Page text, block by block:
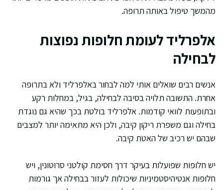
מהמשך טיפול באותה תרופה.
אלפרליד לעומת חלופות נפוצות
לבחילה
אנשים רבים שואלים אותי למה לבחור באלפרליד ולא בתרופה
אחרת. התשובה תלויה בסיבה לבחילה, בגיל, במחלות רקע
ובתופעות לוואי קודמות. אלפרליד בולטת בכך שהיא גם נוגדת
בחילה וגם משפרת ריקון קיבה, ולכן היא מתאימה יותר למצבים
שבהם יש רכיב של האטת קיבה.
יש חלופות שפועלות בעיקר דרך חסימת קולטני סרוטונין, ויש
חלופות אנטיהיסטמיניות שיכולות לעזור בבחילה אך גורמות